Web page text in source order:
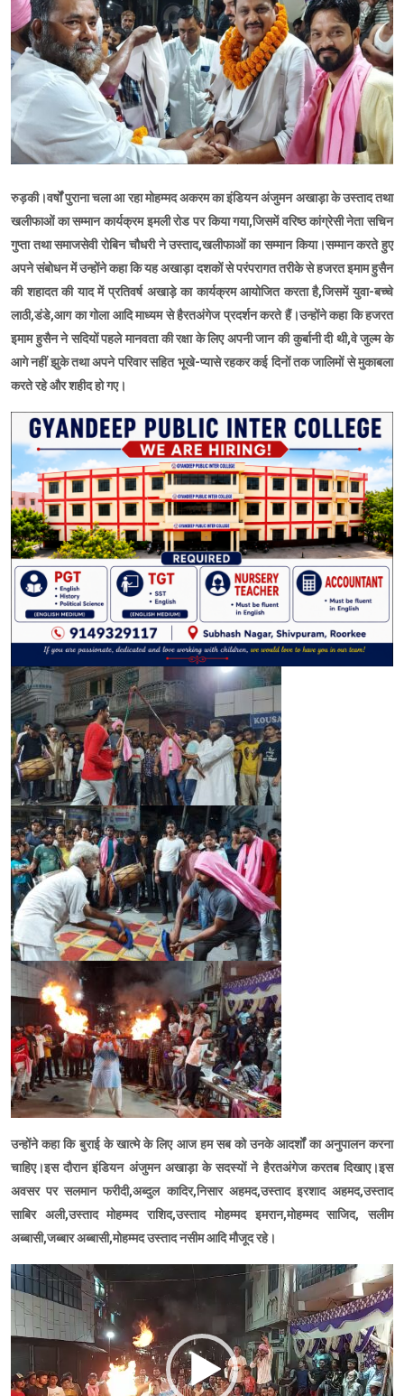
रुड़की।वर्षों पुराना चला आ रहा मोहम्मद अकरम का इंडियन अंजुमन अखाड़ा के उस्ताद तथा
खलीफाओं का सम्मान कार्यक्रम इमली रोड पर किया गया,जिसमें वरिष्ठ कांग्रेसी नेता सचिन
गुप्ता तथा समाजसेवी रोबिन चौधरी ने उस्ताद,खलीफाओं का सम्मान किया।सम्मान करते हुए
अपने संबोधन में उन्होंने कहा कि यह अखाड़ा दशकों से परंपरागत तरीके से हजरत इमाम हुसैन
की शहादत की याद में प्रतिवर्ष अखाड़े का कार्यक्रम आयोजित करता है,जिसमें युवा-बच्चे
लाठी,डंडे,आग का गोला आदि माध्यम से हैरतअंगेज प्रदर्शन करते हैं।उन्होंने कहा कि हजरत
इमाम हुसैन ने सदियों पहले मानवता की रक्षा के लिए अपनी जान की कुर्बानी दी थी,वे जुल्म के
आगे नहीं झुके तथा अपने परिवार सहित भूखे-प्यासे रहकर कई दिनों तक जालिमों से मुकाबला
करते रहे और शहीद हो गए।
उन्होंने कहा कि बुराई के खात्मे के लिए आज हम सब को उनके आदर्शों का अनुपालन करना
चाहिए।इस दौरान इंडियन अंजुमन अखाड़ा के सदस्यों ने हैरतअंगेज करतब दिखाए।इस
अवसर पर सलमान फरीदी,अब्दुल कादिर,निसार अहमद,उस्ताद इरशाद अहमद,उस्ताद
साबिर अली,उस्ताद मोहम्मद राशिद,उस्ताद मोहम्मद इमरान,मोहम्मद साजिद, सलीम
अब्बासी,जब्बार अब्बासी,मोहम्मद उस्ताद नसीम आदि मौजूद रहे।
Video
Player